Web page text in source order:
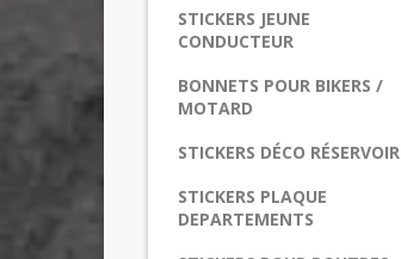
STICKERS JEUNE
CONDUCTEUR
BONNETS POUR BIKERS /
MOTARD
STICKERS DÉCO RÉSERVOIR
STICKERS PLAQUE
DEPARTEMENTS